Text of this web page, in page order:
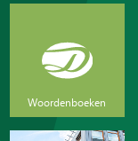
Woordenboeken